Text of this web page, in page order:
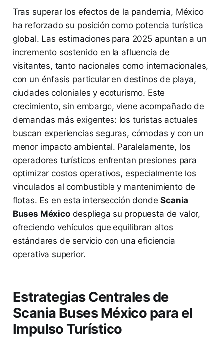
Tras superar los efectos de la pandemia, México
ha reforzado su posición como potencia turística
global. Las estimaciones para 2025 apuntan a un
incremento sostenido en la afluencia de
visitantes, tanto nacionales como internacionales,
con un énfasis particular en destinos de playa,
ciudades coloniales y ecoturismo. Este
crecimiento, sin embargo, viene acompañado de
demandas más exigentes: los turistas actuales
buscan experiencias seguras, cómodas y con un
menor impacto ambiental. Paralelamente, los
operadores turísticos enfrentan presiones para
optimizar costos operativos, especialmente los
vinculados al combustible y mantenimiento de
flotas. Es en esta intersección dondeScania
Buses Méxicodespliega su propuesta de valor,
ofreciendo vehículos que equilibran altos
estándares de servicio con una eficiencia
operativa superior.
Estrategias Centrales de
Scania Buses México para el
Impulso Turístico